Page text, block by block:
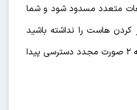
متعدد مسدود شود و شما
کردن هاست را نداشته باشید
در این زمان شما میتوانید به 2 صورت مجدد دسترسی پیدا